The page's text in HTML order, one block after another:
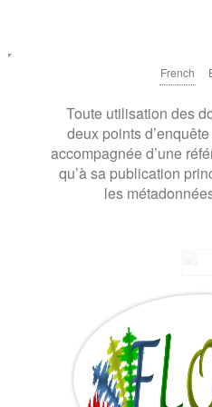
French
Toute utilisation des
deux points
accompagnée d’une
qu’à sa publication
les